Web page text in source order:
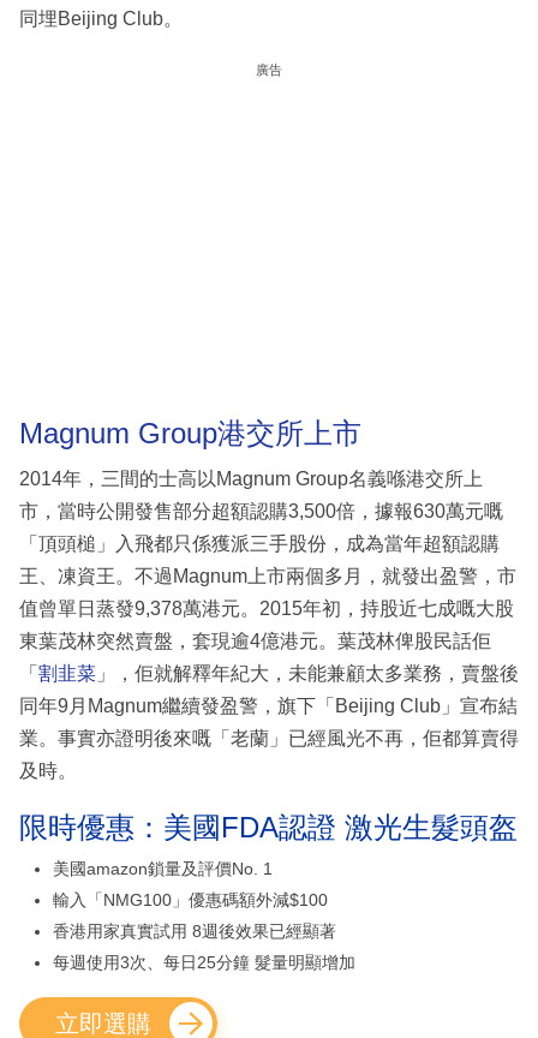
同埋Beijing Club。
廣告
Magnum Group港交所上市
2014年，三間的士高以Magnum Group名義喺港交所上
市，當時公開發售部分超額認購3,500倍，據報630萬元嘅
「頂頭槌」入飛都只係獲派三手股份，成為當年超額認購
王、凍資王。不過Magnum上市兩個多月，就發出盈警，市
值曾單日蒸發9,378萬港元。2015年初，持股近七成嘅大股
東葉茂林突然賣盤，套現逾4億港元。葉茂林俾股民話佢
「 割韭菜 」，佢就解釋年紀大，未能兼顧太多業務，賣盤後
同年9月Magnum繼續發盈警，旗下「Beijing Club」宣布結
業。事實亦證明後來嘅「老蘭」已經風光不再，佢都算賣得
及時。
限時優惠：美國FDA認證 激光生髮頭盔
美國amazon鎖量及評價No. 1
輸入「NMG100」優惠碼額外減$100
香港用家真實試用 8週後效果已經顯著
每週使用3次、每日25分鐘 髮量明顯增加
立即選購